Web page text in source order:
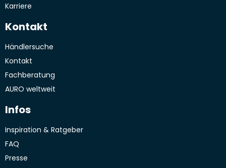
Karriere
Kontakt
Händlersuche
Kontakt
Fachberatung
AURO weltweit
Infos
Inspiration & Ratgeber
FAQ
Presse